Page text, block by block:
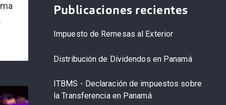
Publicaciones recientes
Impuesto de Remesas al Exterior
Distribución de Dividendos en Panamá
ITBMS - Declaración de impuestos sobre
la Transferencia en Panamá